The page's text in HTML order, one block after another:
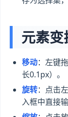
元素变
移动：左键
长0.1px）。
旋转：点击
入框中直接